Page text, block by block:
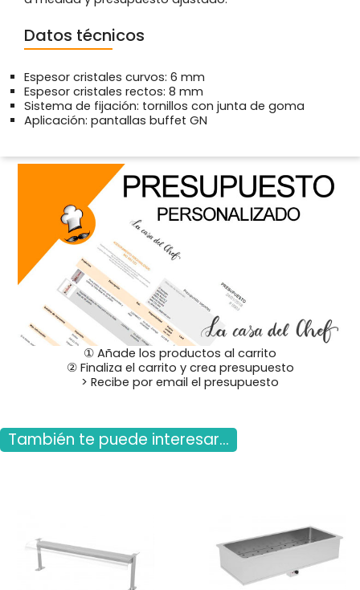
Datos técnicos
Espesor cristales curvos: 6 mm
Espesor cristales rectos: 8 mm
Sistema de fijación: tornillos con junta de goma
Aplicación: pantallas buffet GN
① Añade los productos al carrito
② Finaliza el carrito y crea presupuesto
> Recibe por email el presupuesto
También te puede interesar...